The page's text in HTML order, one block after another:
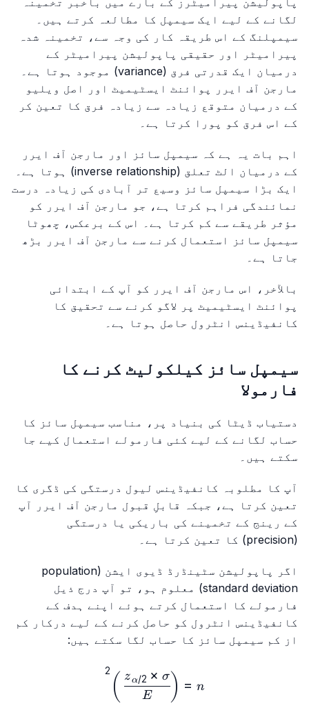
لگانے کے لیے ایک سیمپل کا مطالعہ کرتے ہیں۔
سیمپلنگ کے اس طریقہ کار کی وجہ سے، تخمینہ شدہ
پیرامیٹر اور حقیقی پاپولیشن پیرامیٹر کے
درمیان ایک قدرتی فرق (variance) موجود ہوتا ہے۔
مارجن آف ایرر پوائنٹ ایسٹیمیٹ اور اصل ویلیو
کے درمیان متوقع زیادہ سے زیادہ فرق کا تعین کر
کے اس فرق کو پورا کرتا ہے۔
اہم بات یہ ہے کہ سیمپل سائز اور مارجن آف ایرر
کے درمیان الٹ تعلق (inverse relationship) ہوتا ہے۔
ایک بڑا سیمپل سائز وسیع تر آبادی کی زیادہ درست
نمائندگی فراہم کرتا ہے، جو مارجن آف ایرر کو
مؤثر طریقے سے کم کرتا ہے۔ اس کے برعکس، چھوٹا
سیمپل سائز استعمال کرنے سے مارجن آف ایرر بڑھ
جاتا ہے۔
بالآخر، اس مارجن آف ایرر کو آپ کے ابتدائی
پوائنٹ ایسٹیمیٹ پر لاگو کرنے سے تحقیق کا
کانفیڈینس انٹرول حاصل ہوتا ہے۔
سیمپل سائز کیلکولیٹ کرنے کا
فارمولا
دستیاب ڈیٹا کی بنیاد پر، مناسب سیمپل سائز کا
حساب لگانے کے لیے کئی فارمولے استعمال کیے جا
سکتے ہیں۔
آپ کا مطلوبہ کانفیڈینس لیول درستگی کی ڈگری کا
تعین کرتا ہے، جبکہ قابلِ قبول مارجن آف ایرر آپ
کے رینج کے تخمینے کی باریکی یا درستگی
(precision) کا تعین کرتا ہے۔
اگر پاپولیشن سٹینڈرڈ ڈیوی ایشن (population
standard deviation) معلوم ہو، تو آپ درج ذیل
فارمولے کا استعمال کرتے ہوئے اپنے ہدف کے
کانفیڈینس انٹرول کو حاصل کرنے کے لیے درکار کم
از کم سیمپل سائز کا حساب لگا سکتے ہیں:
2}×\sigma}{E}\right)^2
n
=
(
E
zα/2 × σ
)
2